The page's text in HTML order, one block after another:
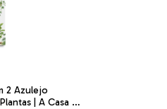
2 Azulejo
| A Casa é